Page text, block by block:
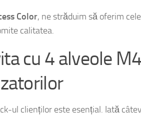
calitatea.
cu 4 alveole
: